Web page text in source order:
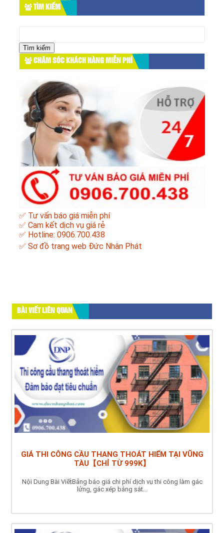
TÌM KIẾM
cho:
CHĂM SÓC KHÁCH HÀNG MIỄN PHÍ
✅ Tư vấn báo giá miễn phí
✅ Cam kết dịch vụ giá rẻ
✅ Hotline: 0906.700.438
✅ Sơ đồ trang web Đức Nhân Phát
BÀI VIẾT LIÊN QUAN
GIÁ THI CÔNG CẦU THANG THOÁT HIỂM TẠI VŨNG
TÀU【CHỈ TỪ 999K】
Nội Dung Bài ViếtBảng báo giá chi phí dịch vụ thi công làm gác
lửng, gác xép bằng sắt...